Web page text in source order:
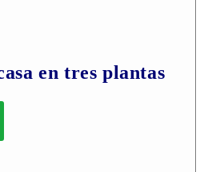
en tres plantas